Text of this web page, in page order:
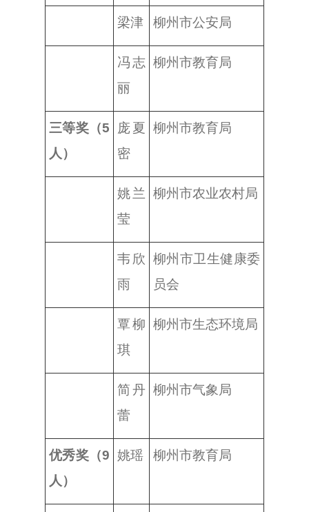
梁津 柳州市公安局
冯志
丽
柳州市教育局
三等奖（5
人）
庞夏
密
柳州市教育局
姚兰
莹
柳州市农业农村局
韦欣
雨
柳州市卫生健康委
员会
覃柳
琪
柳州市生态环境局
简丹
蕾
柳州市气象局
优秀奖（9
人）
姚瑶 柳州市教育局